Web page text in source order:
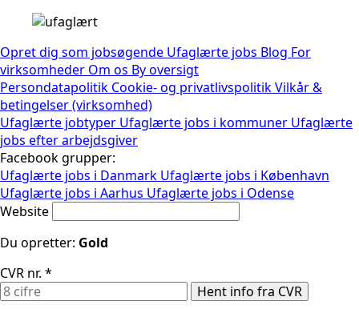
Opret dig som jobsøgende Ufaglærte jobs Blog For
virksomheder Om os By oversigt
Persondatapolitik Cookie- og privatlivspolitikVilkår &
betingelser (virksomhed)
Ufaglærte jobtyper Ufaglærte jobs i kommuner Ufaglærte
jobs efter arbejdsgiver
Facebook grupper:
Ufaglærte jobs i Danmark Ufaglærte jobs i København
Ufaglærte jobs i Aarhus Ufaglærte jobs i Odense
Website
Du opretter: Gold
CVR nr. *
Hent info fra CVR